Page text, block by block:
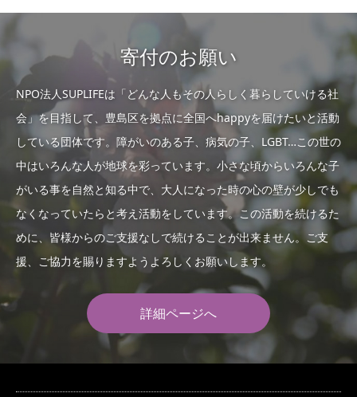
寄付のお願い
NPO法人SUPLIFEは「どんな人もその人らしく暮らしていける社
会」を目指して、豊島区を拠点に全国へhappyを届けたいと活動
している団体です。障がいのある子、病気の子、LGBT…この世の
中はいろんな人が地球を彩っています。小さな頃からいろんな子
がいる事を自然と知る中で、大人になった時の心の壁が少しでも
なくなっていたらと考え活動をしています。この活動を続けるた
めに、皆様からのご支援なしで続けることが出来ません。ご支
援、ご協力を賜りますようよろしくお願いします。
詳細ページへ